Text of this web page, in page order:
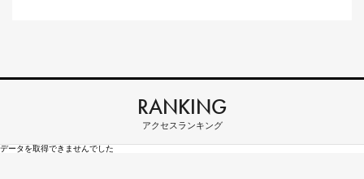
RANKING
アクセスランキング
データを取得できませんでした